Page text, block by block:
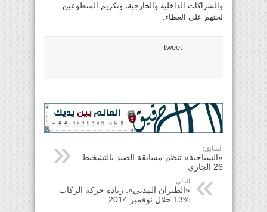
والشراكات الداخلية والخارجية، وتكريم المتطوعين
لحثهم على العطاء.
tweet
السابق:
«السياحية» تنظم مسابقة الصيد بالتشخيط
26 الجاري
التالي:
«الطيران المدني»: زيادة حركة الركاب
%13 خلال نوفمبر 2014